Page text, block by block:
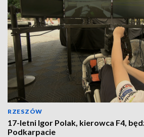
RZESZÓW
17-letni Igor Polak, kierowca F4,
Podkarpacie